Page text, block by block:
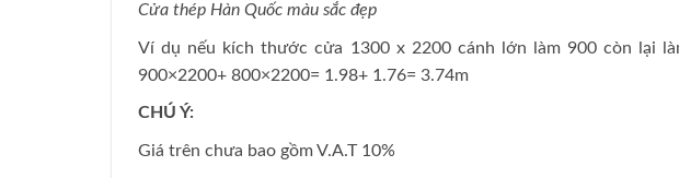
Cửa thép Hàn Quốc màu sắc đẹp
Ví dụ nếu kích thước cửa 1300 x 2200 cánh lớn làm 900 còn lại
900×2200+ 800×2200= 1.98+ 1.76= 3.74m
CHÚ Ý:
Giá trên chưa bao gồm V.A.T 10%